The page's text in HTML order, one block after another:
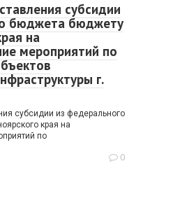
субсидии
бюджета бюджету
на
мероприятий по
г.
субсидии из федерального
края на
по
0